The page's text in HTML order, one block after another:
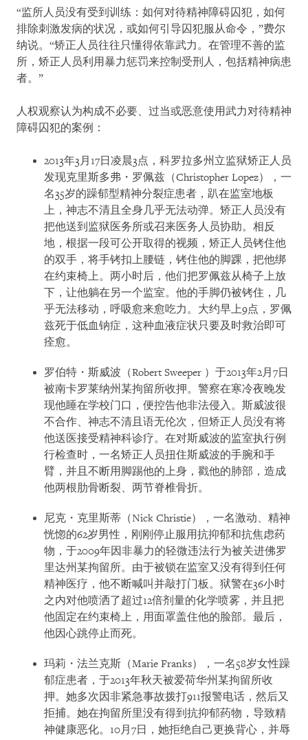
“监所人员没有受到训练：如何对待精神障碍囚犯，如何
排除刺激发病的状况，或如何引导囚犯服从命令，”费尔
纳说。“矫正人员往往只懂得依靠武力。在管理不善的监
所，矫正人员利用暴力惩罚来控制受刑人，包括精神病患
者。”
人权观察认为构成不必要、过当或恶意使用武力对待精神
障碍囚犯的案例：
2013年3月17日凌晨3点，科罗拉多州立监狱矫正人员
发现克里斯多弗・罗佩兹（Christopher Lopez），一
名35岁的躁郁型精神分裂症患者，趴在监室地板
上，神志不清且全身几乎无法动弹。矫正人员没有
把他送到监狱医务所或召来医务人员协助。相反
地，根据一段可公开取得的视频，矫正人员铐住他
的双手，将手铐扣上腰链，铐住他的脚踝，把他绑
在约束椅上。两小时后，他们把罗佩兹从椅子上放
下，让他躺在另一个监室。他的手脚仍被铐住，几
乎无法移动，呼吸愈来愈吃力。大约早上9点，罗佩
兹死于低血钠症，这种血液症状只要及时救治即可
痊愈。
罗伯特・斯威波（Robert Sweeper ）于2013年2月7日
被南卡罗莱纳州某拘留所收押。警察在寒冷夜晚发
现他睡在学校门口，便控告他非法侵入。斯威波很
不合作、神志不清且语无伦次，但矫正人员没有将
他送医接受精神科诊疗。在对斯威波的监室执行例
行检查时，一名矫正人员扭住斯威波的手腕和手
臂，并且不断用脚踢他的上身，戳他的肺部，造成
他两根肋骨断裂、两节脊椎骨折。
尼克・克里斯蒂（Nick Christie），一名激动、精神
恍惚的62岁男性，刚刚停止服用抗抑郁和抗焦虑药
物，于2009年因非暴力的轻微违法行为被关进佛罗
里达州某拘留所。由于被锁在监室又没有得到任何
精神医疗，他不断喊叫并敲打门板。狱警在36小时
之内对他喷洒了超过12倍剂量的化学喷雾，并且把
他固定在约束椅上，用面罩盖住他的脸部。最后，
他因心跳停止而死。
玛莉・法兰克斯（Marie Franks），一名58岁女性躁
郁症患者，于2013年秋天被爱荷华州某拘留所收
押。她多次因非紧急事故拨打911报警电话，然后又
拒捕。她在拘留所里没有得到抗抑郁药物，导致精
神健康恶化。10月7日，她拒绝自己更换背心，并辱